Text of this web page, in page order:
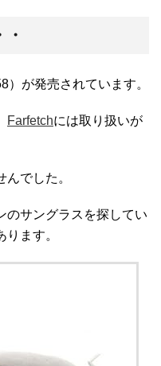
が発売されています。
Farfetchには取り扱いが
でした。
のサングラスを探してい
ます。